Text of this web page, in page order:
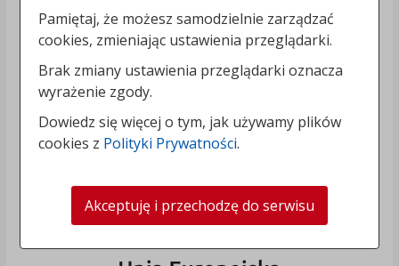
Pamiętaj, że możesz samodzielnie zarządzać
cookies, zmieniając ustawienia przeglądarki.
Brak zmiany ustawienia przeglądarki oznacza
wyrażenie zgody.
Dowiedz się więcej o tym, jak używamy plików
cookies z Polityki Prywatności.
Akceptuję i przechodzę do serwisu